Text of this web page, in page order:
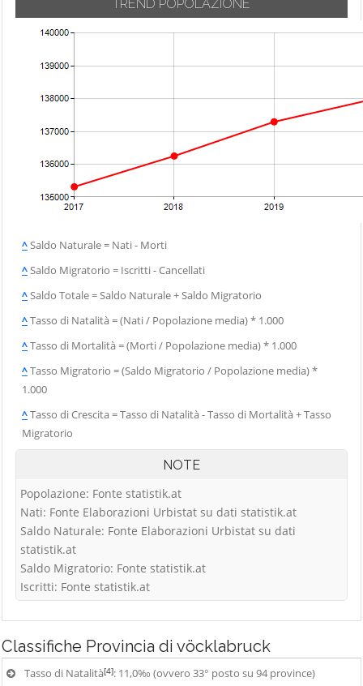
TREND POPOLAZIONE
^Saldo Naturale = Nati - Morti
^Saldo Migratorio = Iscritti - Cancellati
^Saldo Totale = Saldo Naturale + Saldo Migratorio
^Tasso di Natalità = (Nati / Popolazione media) * 1.000
^Tasso di Mortalità = (Morti / Popolazione media) * 1.000
^Tasso Migratorio = (Saldo Migratorio / Popolazione media) *
1.000
^Tasso di Crescita = Tasso di Natalità - Tasso di Mortalità + Tasso
Migratorio
NOTE
Popolazione: Fonte statistik.at
Nati: Fonte Elaborazioni Urbistat su dati statistik.at
Saldo Naturale: Fonte Elaborazioni Urbistat su dati
statistik.at
Saldo Migratorio: Fonte statistik.at
Iscritti: Fonte statistik.at
Classifiche Provincia di vöcklabruck
Tasso di Natalità[4]: 11,0‰ (ovvero 33° posto su 94 province)